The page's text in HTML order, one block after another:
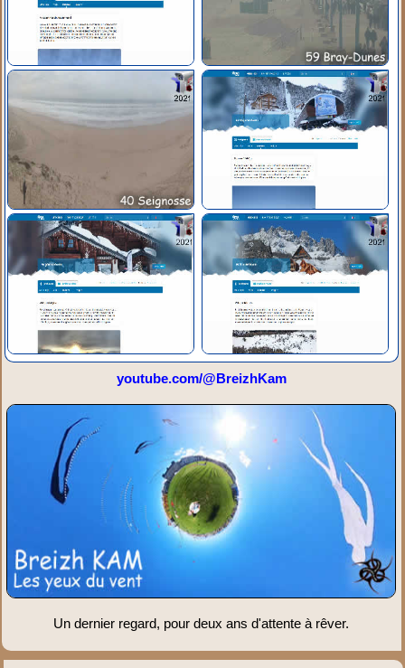
youtube.com/@BreizhKam
Un dernier regard, pour deux ans d'attente à rêver.